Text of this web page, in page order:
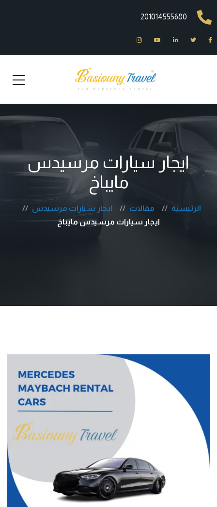
201014555680
ايجار سيارات مرسيدس
مايباخ
الرئيسية مقالات
ايجار سيارات مرسيدس
ايجار سيارات مرسيدس مايباخ